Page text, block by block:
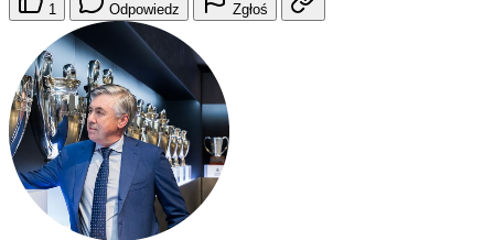
1 Odpowiedz Zgłoś